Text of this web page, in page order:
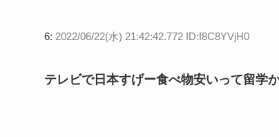
6: 2022/06/22(水) 21:42:42.772 ID:f8C8YVjH0
テレビで日本すげー食べ物安いって留学